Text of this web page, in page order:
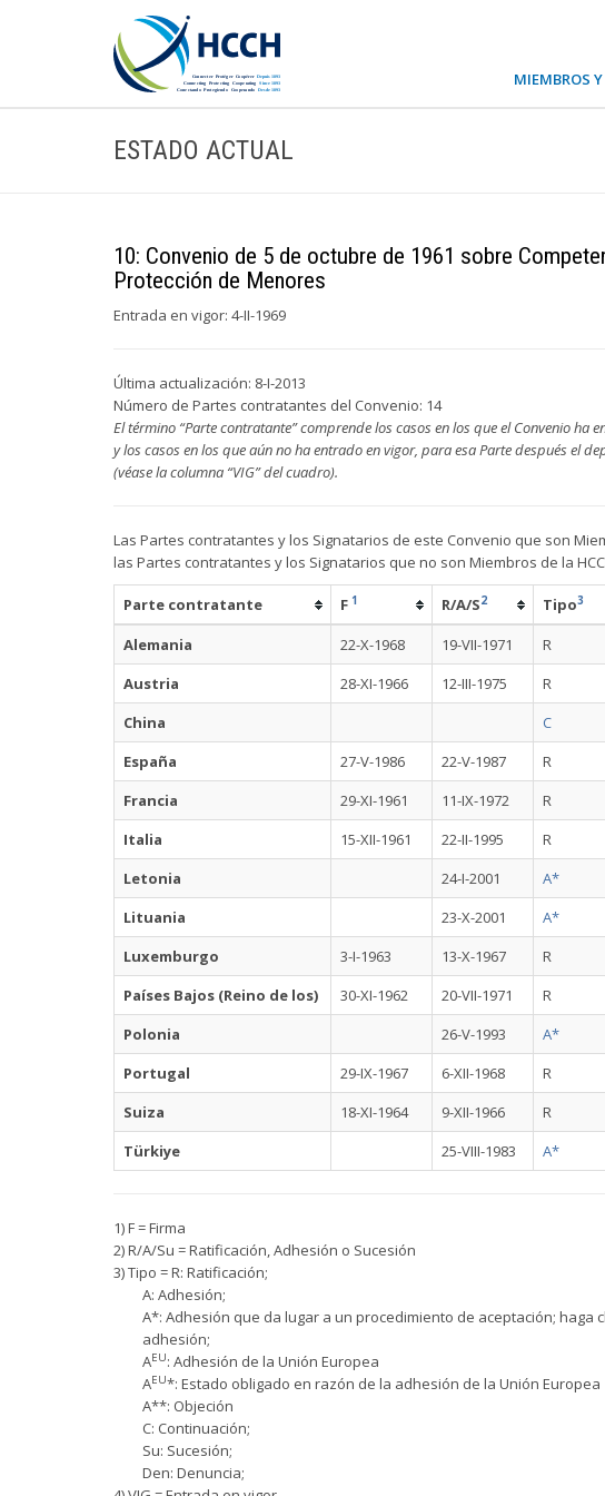
MIEMBROS
ESTADO ACTUAL
10: Convenio de 5 de octubre de 1961 sobre
Protección de Menores
Entrada en vigor: 4-II-1969
Última actualización: 8-I-2013
Número de Partes contratantes del Convenio: 14
El término “Parte contratante” comprende los casos en los que el Convenio ha
y los casos en los que aún no ha entrado en vigor, para esa Parte después el
(véase la columna “VIG” del cuadro).
Las Partes contratantes y los Signatarios de este Convenio que son
las Partes contratantes y los Signatarios que no son Miembros de la
Parte contratante F 1 R/A/S2 Tipo3
Alemania 22-X-1968 19-VII-1971 R
Austria
28-XI-1966 12-III-1975 R
China
C
España
27-V-1986 22-V-1987 R
Francia
29-XI-1961 11-IX-1972 R
Italia
15-XII-1961 22-II-1995 R
Letonia
24-I-2001 A*
Lituania
23-X-2001 A*
Luxemburgo
3-I-1963 13-X-1967 R
Países Bajos (Reino de los)
30-XI-1962 20-VII-1971 R
Polonia
26-V-1993 A*
Portugal
29-IX-1967 6-XII-1968 R
Suiza
18-XI-1964 9-XII-1966 R
Türkiye
25-VIII-1983 A*
1) F = Firma
2) R/A/Su = Ratificación, Adhesión o Sucesión
3) Tipo = R: Ratificación;
A: Adhesión;
A*: Adhesión que da lugar a un procedimiento de aceptación;
adhesión;
AEU: Adhesión de la Unión Europea
AEU*: Estado obligado en razón de la adhesión de la Unión Europea
A**: Objeción
C: Continuación;
Su: Sucesión;
Den: Denuncia;